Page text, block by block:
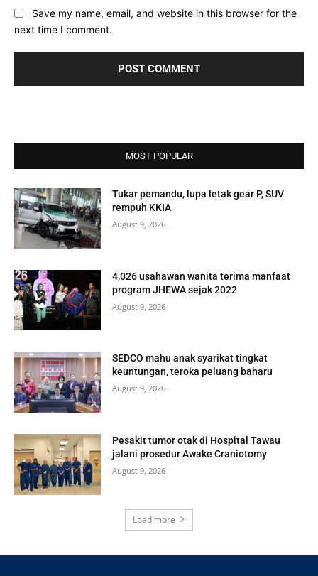
Save my name, email, and website in this browser for the
next time I comment.
MOST POPULAR
Tukar pemandu, lupa letak gear P, SUV
rempuh KKIA
August 9, 2026
4,026 usahawan wanita terima manfaat
program JHEWA sejak 2022
August 9, 2026
SEDCO mahu anak syarikat tingkat
keuntungan, teroka peluang baharu
August 9, 2026
Pesakit tumor otak di Hospital Tawau
jalani prosedur Awake Craniotomy
August 9, 2026
Load more